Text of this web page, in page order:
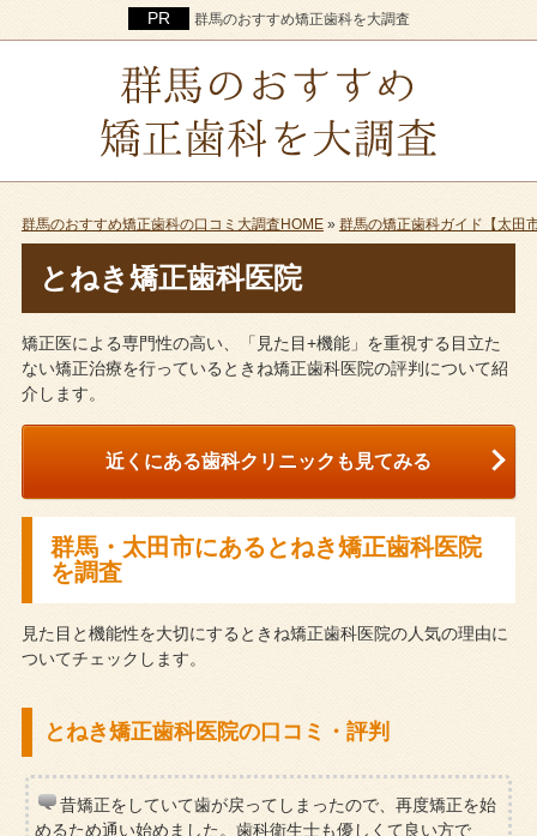
群馬のおすすめ矯正歯科を大調査
群馬のおすすめ矯正歯科の口コミ大調査HOME» 群馬の矯正歯科ガイド【太田
とねき矯正歯科医院
矯正医による専門性の高い、「見た目+機能」を重視する目立た
ない矯正治療を行っているときね矯正歯科医院の評判について紹
介します。
近くにある歯科クリニックも見てみる
群馬・太田市にあるとねき矯正歯科医院
を調査
見た目と機能性を大切にするときね矯正歯科医院の人気の理由に
ついてチェックします。
とねき矯正歯科医院の口コミ・評判
昔矯正をしていて歯が戻ってしまったので、再度矯正を始
めるため通い始めました。歯科衛生士も優しくて良い方で